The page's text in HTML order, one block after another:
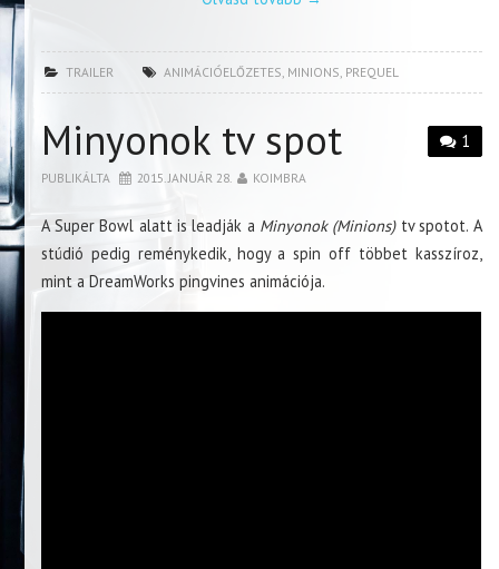
TRAILER ANIMÁCIÓELŐZETES, MINIONS, PREQUEL
1
Minyonok tv spot
PUBLIKÁLTA 2015. JANUÁR 28. KOIMBRA
A Super Bowl alatt is leadják a Minyonok (Minions)tv spotot. A
stúdió pedig reménykedik, hogy a spin off többet kasszíroz,
mint a DreamWorks pingvines animációja.